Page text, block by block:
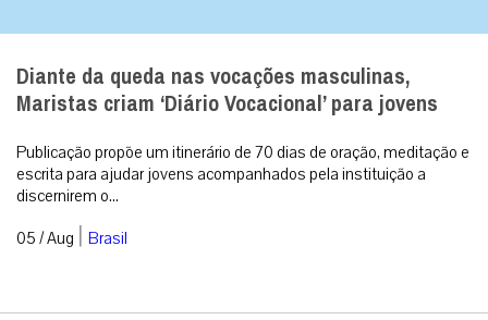
Diante da queda nas vocações masculinas,
Maristas criam ‘Diário Vocacional’ para jovens
Publicação propõe um itinerário de 70 dias de oração, meditação e
escrita para ajudar jovens acompanhados pela instituição a
discernirem o...
05 / Aug | Brasil